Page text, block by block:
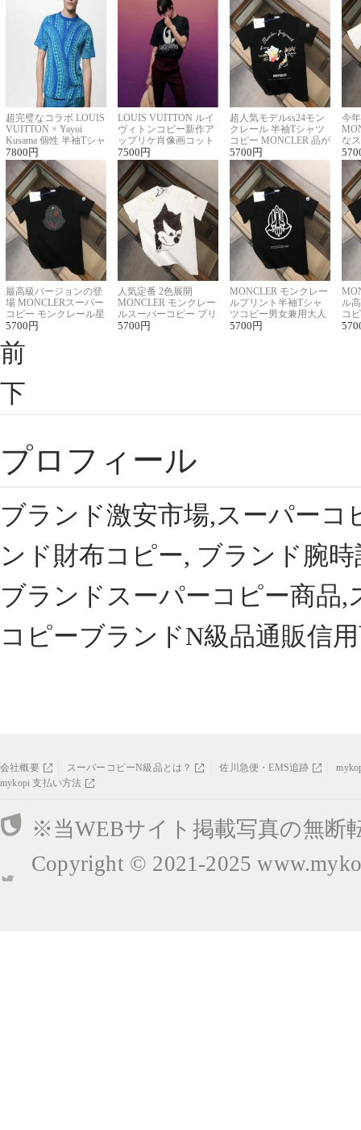
超完璧なコラボ LOUIS
VUITTON × Yayoi
Kusama 個性 半袖Tシャ
ツコピー男女兼用
7800 円
LOUIS VUITTON ルイ
ヴィトンコピー新作ア
ップリケ肖像画コット
ンニット半袖Tシャツ
7500 円
超人気モデルss24モン
クレール 半袖Tシャツ
コピー MONCLER 品が
良く見た目
5700 円
今
な
ル
最高級バージョンの登
場 MONCLERスーパー
コピー モンクレール星
座半袖Tシャツ
5700 円
人気定番 2色展開
MONCLER モンクレー
ルスーパーコピー プリ
ント半袖Tシャツ
5700 円
MONCLER モンクレー
ルプリント半袖Tシャ
ツコピー男女兼用大人
可愛い春夏コーデ
5700 円
ル
コ
ィ
前
下
プロフィール
ブランド激安市場,スーパー
ンド財布コピー, ブランド腕
ブランドスーパーコピー商品
コピーブランドN級品通販信
会社概要 スーパーコピーN級品とは？ 佐川急便・EMS追跡
mykopi 支払い方法
※当WEBサイト掲載写真の無断
Copyright © 2021-2025